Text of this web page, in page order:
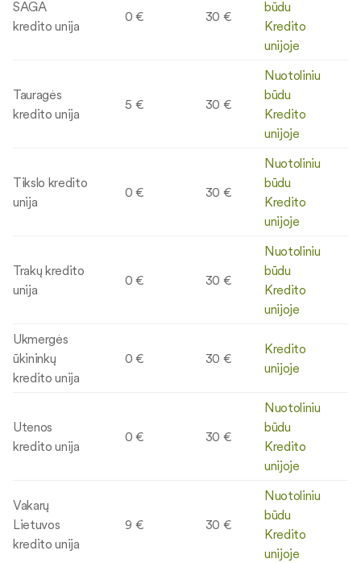
SAGA
kredito unija
0 € 30 €
būdu
Kredito
unijoje
Tauragės
kredito unija
5 € 30 €
Nuotoliniu
būdu
Kredito
unijoje
Tikslo kredito
unija
0 € 30 €
Nuotoliniu
būdu
Kredito
unijoje
Trakų kredito
unija
0 € 30 €
Nuotoliniu
būdu
Kredito
unijoje
Ukmergės
ūkininkų
kredito unija
0 € 30 €
Kredito
unijoje
Utenos
kredito unija
0 € 30 €
Nuotoliniu
būdu
Kredito
unijoje
Vakarų
Lietuvos
kredito unija
9 € 30 €
Nuotoliniu
būdu
Kredito
unijoje